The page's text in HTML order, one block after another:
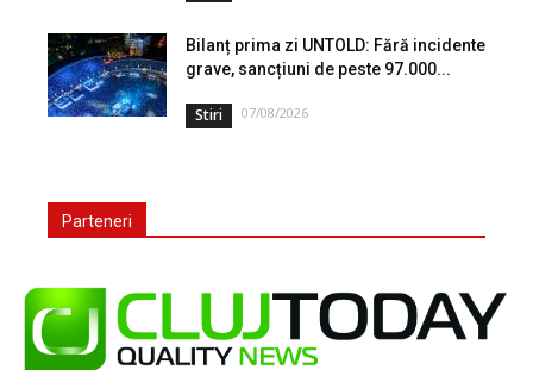
Bilanț prima zi UNTOLD: Fără incidente
grave, sancțiuni de peste 97.000...
Stiri 07/08/2026
Parteneri